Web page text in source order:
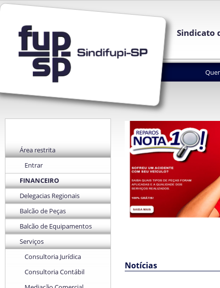
Sindicato
Área restrita
Entrar
FINANCEIRO
Delegacias Regionais
Balcão de Peças
Balcão de Equipamentos
Serviços
Consultoria Jurídica
Consultoria Contábil
Notícias